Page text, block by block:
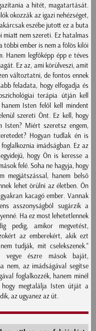
a hitét, magatartását.
okozzák az igazi nehézséget,
eszébe jutott ez a buta
miatt nem szereti. Ez hatalmas
többi ember is nem a fölös kilói
Hanem legfőképp épp e téves
Ez az, ami körülveszi, amit
változtatni, de fontos ennek
feladata, hogy elfogadja és
terápia útján kell
Isten felől kell mindent
szereti Önt. Ez kell, hogy
Isten? Miért szeretsz engem,
Hogyan tudlak én is
imádságban. Ez az
hogy Ön is keresse a
felé. Soha ne hagyja, hogy
megjátszással, hanem belső
lehet örülni az életben. Ön
kacagó ember. Vannak
asszonyságból sugárzik a
Ha ez most lehetetlennek
pedig, amikor megvetést,
az emberekért, akik ezt
tudják, mit cselekszenek."
vegye észre mások baját,
nem, az imádságával segítse
foglalkozzék, hanem minél
hogy megtalálja Isten útját a
az ugyanez az út.